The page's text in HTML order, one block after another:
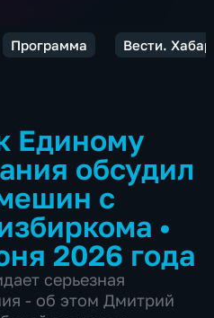
Программа Вести.
Единому
обсудил
с
•
2026 года
серьезная
- об этом Дмитрий